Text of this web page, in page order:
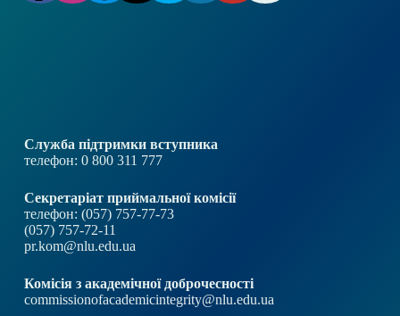
Служба підтримки вступника
телефон: 0 800 311 777
Секретаріат приймальної комісії
телефон: (057) 757-77-73
(057) 757-72-11
pr.kom@nlu.edu.ua
Комісія з академічної доброчесності
commissionofacademicintegrity@nlu.edu.ua